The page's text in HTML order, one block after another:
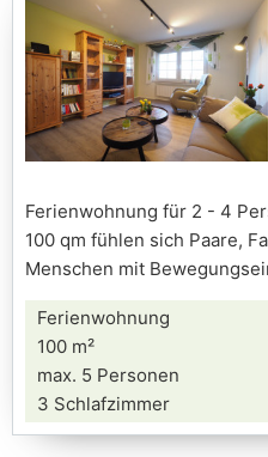
Ferienwohnung für 2 - 4
100 qm fühlen sich Paare,
Menschen mit
Ferienwohnung
100 m²
max. 5 Personen
3 Schlafzimmer